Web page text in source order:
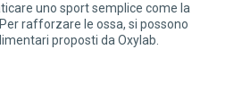
uno sport semplice come la
rafforzare le ossa, si possono
proposti da Oxylab.